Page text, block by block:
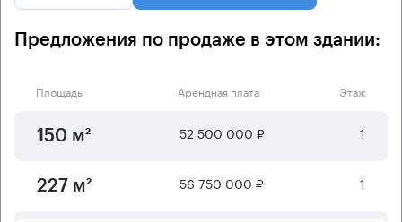
Предложения по продаже в этом здании:
Площадь Арендная плата Этаж
150 м² 52 500 000 ₽ 1
227 м² 56 750 000 ₽ 1